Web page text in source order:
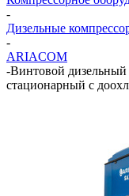
-
Дизельные
-
ARIACOM
-Винтовой
стационарный с